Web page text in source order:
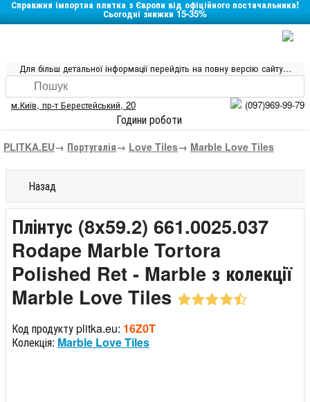
Справжня імпортна плитка з Європи від офіційного постачальника!
Сьогодні знижки 15-35%
Для більш детальної інформації перейдіть на повну версію сайту...
м.Київ, пр-т Берестейський, 20 (097)969-99-79
Години роботи
PLITKA.EU→ Португалія→ Love Tiles→ Marble Love Tiles
Назад
Плінтус (8x59.2) 661.0025.037
Rodape Marble Tortora
Polished Ret - Marble з колекції
Marble Love Tiles
Код продукту plitka.eu: 16Z0T
Колекція: Marble Love Tiles